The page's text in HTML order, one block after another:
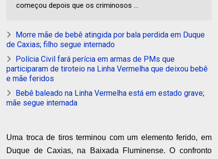
começou depois que os criminosos ...
Morre mãe de bebê atingida por bala perdida em Duque
de Caxias; filho segue internado
Polícia Civil fará perícia em armas de PMs que
participaram de tiroteio na Linha Vermelha que deixou bebê
e mãe feridos
Bebê baleado na Linha Vermelha está em estado grave;
mãe segue internada
Uma troca de tiros terminou com um elemento ferido, em
Duque de Caxias, na Baixada Fluminense. O confronto